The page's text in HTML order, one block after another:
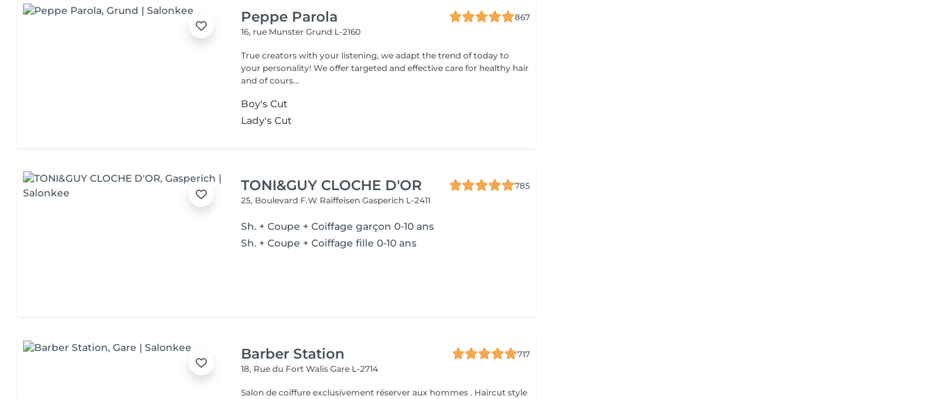
Peppe Parola
867
16, rue MunsterGrund L-2160
True creators with your listening, we adapt the trend of today to
your personality! We offer targeted and effective care for healthy hair
and of cours...
Boy's Cut
Lady's Cut
TONI&GUY CLOCHE D'OR
785
25, Boulevard F.W RaiffeisenGasperich L-2411
Sh. + Coupe + Coiffage garçon 0-10 ans
Sh. + Coupe + Coiffage fille 0-10 ans
Barber Station
717
18, Rue du Fort WalisGare L-2714
Salon de coiffure exclusivement réserver aux hommes . Haircut style